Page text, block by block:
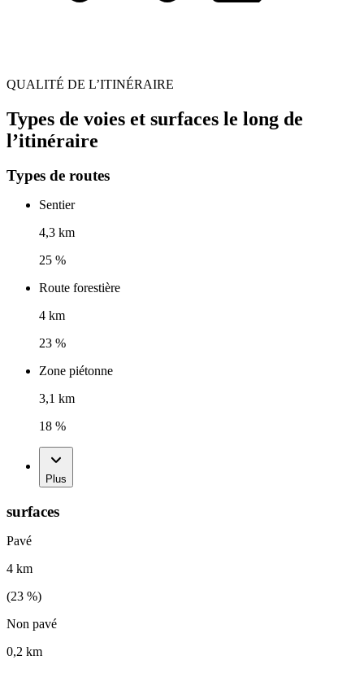
QUALITÉ DE L’ITINÉRAIRE
Types de voies et surfaces le long de
l’itinéraire
Types de routes
Sentier
4,3 km
25 %
Route forestière
4 km
23 %
Zone piétonne
3,1 km
18 %
Plus
surfaces
Pavé
4 km
(23 %)
Non pavé
0,2 km